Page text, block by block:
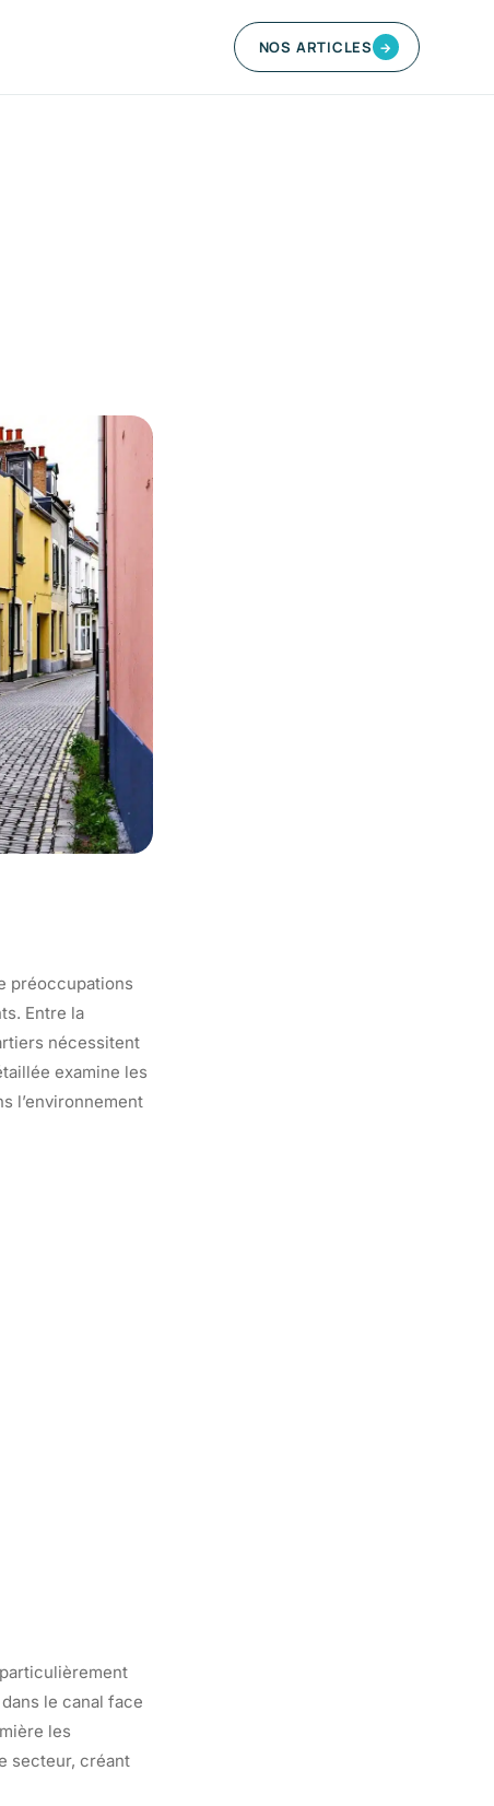
NOS ARTICLES →
préoccupations
Entre la
nécessitent
examine les
l’environnement
le canal face
les
secteur, créant